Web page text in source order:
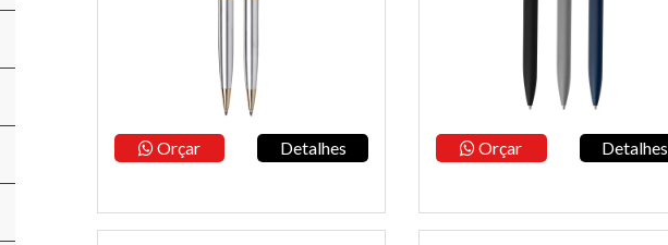
Orçar Detalhes Orçar Detalhes